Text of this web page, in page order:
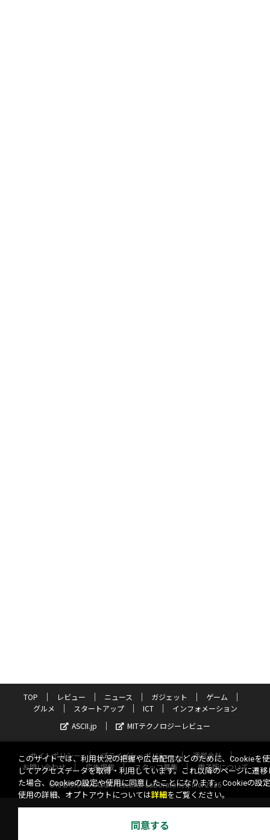
TOP レビュー ニュース ガジェット
ゲーム
グルメ
スタートアップ ICT
インフォメーション
ASCII.jp
MITテクノロジーレビュー
サイトポリシー プライバシーポリシー
運営会社
お問い合わせ
広告掲載 スタッフ募集
電子版について
©KADOKAWA ASCII Research Laboratories, Inc. 2026
このサイトでは、利用状況の把握や広告配信などのために、Cookieを
してアクセスデータを取得・利用しています。これ以降のページに遷移
た場合、Cookieの設定や使用に同意したことになります。Cookieの設
使用の詳細、オプトアウトについては詳細 をご覧ください。
同意する